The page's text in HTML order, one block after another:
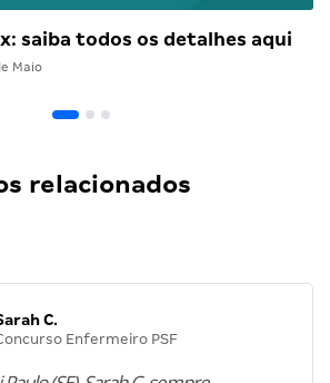
saiba todos os detalhes aqui
Maio
relacionados
C.
Enfermeiro PSF